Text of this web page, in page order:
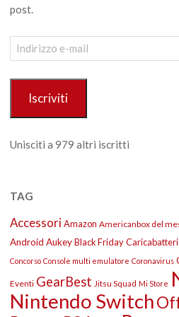
post.
Indirizzo
e-
Iscriviti
Unisciti a 979 altri iscritti
TAG
AccessoriAmazon Americanbox del
Android AukeyBlack Friday
Concorso Console multi emulatore Coronavirus
Eventi GearBest Jitsu Squad Mi Store
Nintendo Switch